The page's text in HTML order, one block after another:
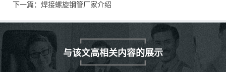
下一篇： 焊接螺旋钢管厂家介绍
与该文高相关内容的展示